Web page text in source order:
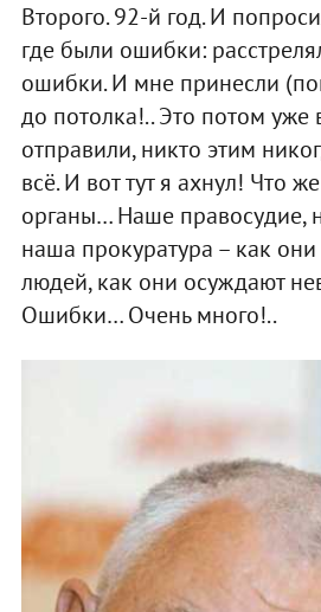
Второго. 92-й год. И
где были ошибки:
ошибки. И мне принесли
до потолка!.. Это потом уже
отправили, никто этим
всё. И вот тут я ахнул! Что
органы… Наше правосудие,
наша прокуратура – как
людей, как они осуждают
Ошибки… Очень много!..